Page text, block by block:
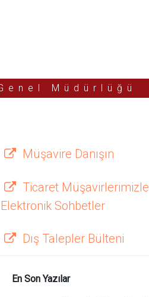
Müdürlüğü
Müşavire Danışın
Ticaret Müşavirlerimizle
Elektronik Sohbetler
Dış Talepler Bülteni
En Son Yazılar